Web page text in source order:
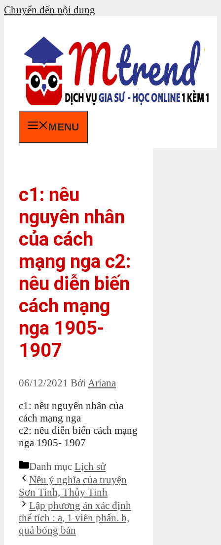
Chuyển đến nội dung
MENU
c1: nêu
nguyên nhân
của cách
mạng nga c2:
nêu diễn biến
cách mạng
nga 1905-
1907
06/12/2021 BởiAriana
c1: nêu nguyên nhân của
cách mạng nga
c2: nêu diễn biến cách mạng
nga 1905- 1907
Danh mục Lịch sử
Nêu ý nghĩa của truyện
Sơn Tinh, Thủy Tinh
Lập phương án xác định
thể tích : a, 1 viên phấn. b,
quả bóng bàn